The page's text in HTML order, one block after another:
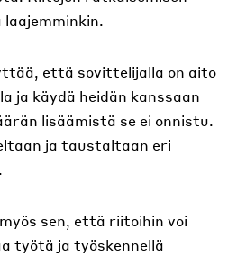
että sovittelijalla on aito
ja käydä heidän kanssaan
lisäämistä se ei onnistu.
ja taustaltaan eri
sen, että riitoihin voi
työtä ja työskennellä